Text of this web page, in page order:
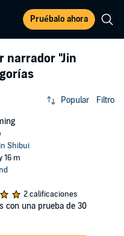
Pruébalo ahora
narrador "Jin
Popular Filtro
Shibui
16 m
2 calificaciones
con una prueba de 30